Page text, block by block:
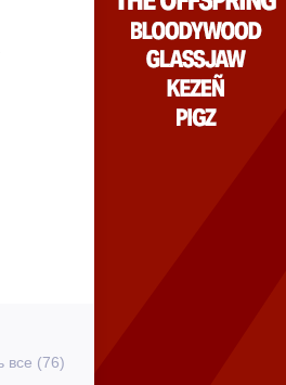
все (76)